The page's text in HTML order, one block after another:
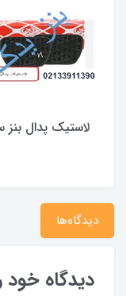
لاستیک پدال بنز
دیدگاه‌ها
دیدگاه خود